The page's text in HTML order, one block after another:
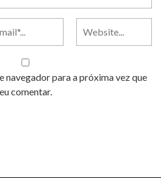
navegador para a próxima vez que
eu comentar.